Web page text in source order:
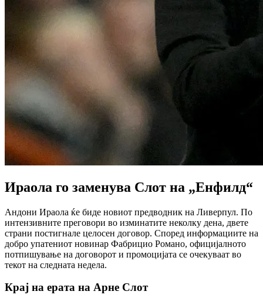
Ираола го заменува Слот на „Енфилд“
Андони Ираола ќе биде новиот предводник на Ливерпул. По
интензивните преговори во изминатите неколку дена, двете
страни постигнале целосен договор. Според информациите на
добро упатениот новинар Фабрицио Романо, официјалното
потпишување на договорот и промоцијата се очекуваат во
текот на следната недела.
Крај на ерата на Арне Слот